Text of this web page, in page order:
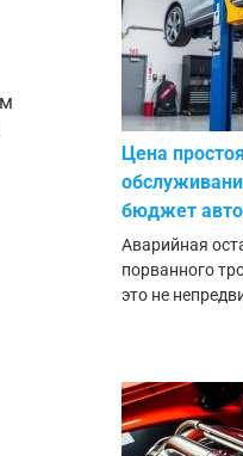
Цена
бюджет
Аварийная
порванного
это не